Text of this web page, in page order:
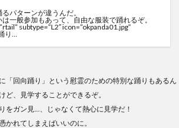
パターンが違うんだ。
一般参加もあって、自由な服装で踊れるぞ。
subtype=”L2″ icon=”okpanda01.jpg”
り…
「回向踊り」という慰霊のための特別な踊りもあるん
ど、見学することができるぞ。
をガン見…、じゃなくて熱心に見学だ！
かれてしまえばいいのに。